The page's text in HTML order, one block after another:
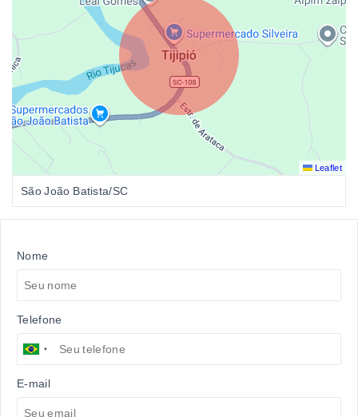
Leaflet
São João Batista/SC
Nome
Telefone
E-mail